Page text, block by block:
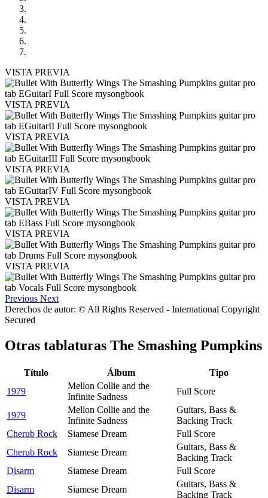
VISTA PREVIA
VISTA PREVIA
VISTA PREVIA
VISTA PREVIA
VISTA PREVIA
VISTA PREVIA
VISTA PREVIA
Previous Next
Derechos de autor: © All Rights Reserved - International Copyright
Secured
Otras tablaturas The Smashing Pumpkins
Título Álbum
Tipo
1979
Mellon Collie and the
Infinite Sadness
Full Score
1979
Mellon Collie and the
Infinite Sadness
Guitars, Bass &
Backing Track
Cherub Rock
Siamese Dream
Full Score
Cherub Rock
Siamese Dream
Guitars, Bass &
Backing Track
Disarm
Siamese Dream
Full Score
Disarm
Siamese Dream
Guitars, Bass &
Backing Track